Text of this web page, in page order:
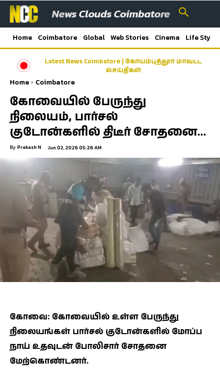
Home Coimbatore Global Web Stories Cinema Life Style
Latest News Coimbatore | கோயம்புத்தூர் மாவட்ட
செய்திகள்
Home Coimbatore
கோவையில் பேருந்து
நிலையம், பார்சல்
குடோன்களில் திடீர் சோதனை…
By Prakash N Jun 02, 2026 05:26 AM
கோவை: கோவையில் உள்ள பேருந்து
நிலையங்கள் பார்சல் குடோன்களில் மோப்ப
நாய் உதவுடன் போலிசார் சோதனை
மேற்கொண்டனர்.